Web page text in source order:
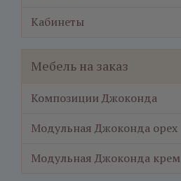
Кабинеты
Мебель на заказ
Композиции Джоконда
Модульная Джоконда орех
Модульная Джоконда крем